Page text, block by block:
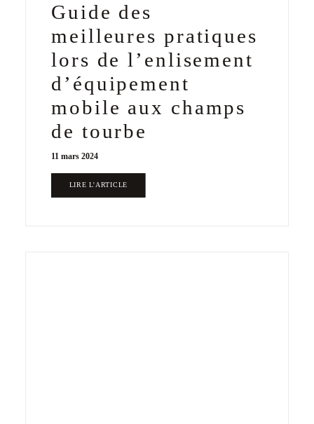
Guide des
meilleures pratiques
lors de l’enlisement
d’équipement
mobile aux champs
de tourbe
11 mars 2024
LIRE L'ARTICLE